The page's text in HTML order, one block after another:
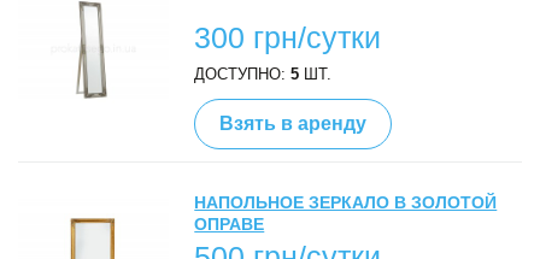
300 грн/сутки
ДОСТУПНО:5 ШТ.
Взять в аренду
НАПОЛЬНОЕ ЗЕРКАЛО В ЗОЛОТОЙ
ОПРАВЕ